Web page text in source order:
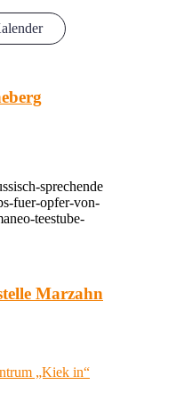
sprechende
fuer-opfer-von-
teestube-
Marzahn
„Kiek in“